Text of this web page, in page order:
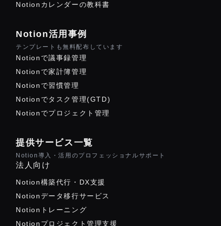
Notionカレンダーの教科書
Notion活用事例
テンプレートも無料配布しています
Notionで議事録管理
Notionで家計簿管理
Notionで習慣管理
Notionでタスク管理(GTD)
Notionでプロジェクト管理
提供サービス一覧
Notion導入・活用のプロフェッショナルサポート
法人向け
Notion構築代行・DX支援
Notionデータ移行サービス
Notionトレーニング
Notionプロジェクト管理支援